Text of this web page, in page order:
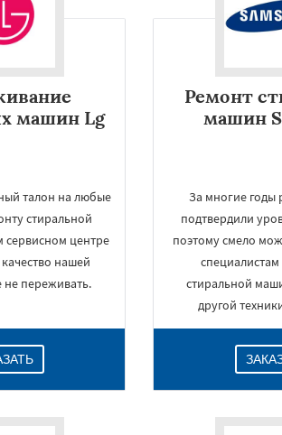
машин Lg
талон на любые
стиральной
центре
нашей
переживать.
Ремонт
машин
За многие
подтвердили
поэтому смело
стиральной
другой